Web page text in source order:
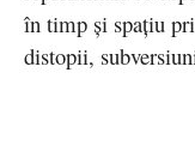
în timp și spațiu
distopii,